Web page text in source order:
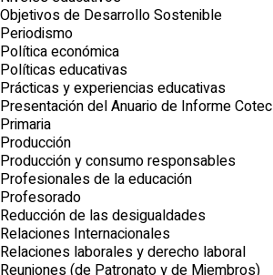
Objetivos de Desarrollo Sostenible
Periodismo
Política económica
Políticas educativas
Prácticas y experiencias educativas
Presentación del Anuario de Informe Cotec
Primaria
Producción
Producción y consumo responsables
Profesionales de la educación
Profesorado
Reducción de las desigualdades
Relaciones Internacionales
Relaciones laborales y derecho laboral
Reuniones (de Patronato y de Miembros)